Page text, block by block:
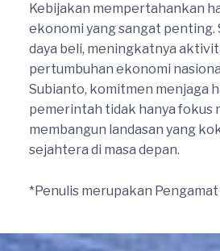
Kebijakan mempertahankan
ekonomi yang sangat
daya beli, meningkatnya
pertumbuhan ekonomi
Subianto, komitmen menjaga
pemerintah tidak hanya fokus
membangun landasan yang
sejahtera di masa depan.
*Penulis merupakan